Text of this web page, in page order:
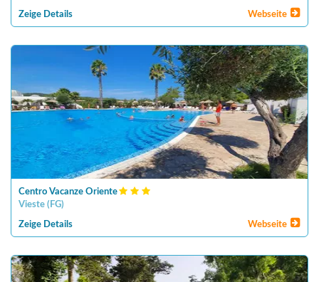
Zeige Details Webseite
Centro Vacanze Oriente
Vieste ( FG)
Zeige Details Webseite